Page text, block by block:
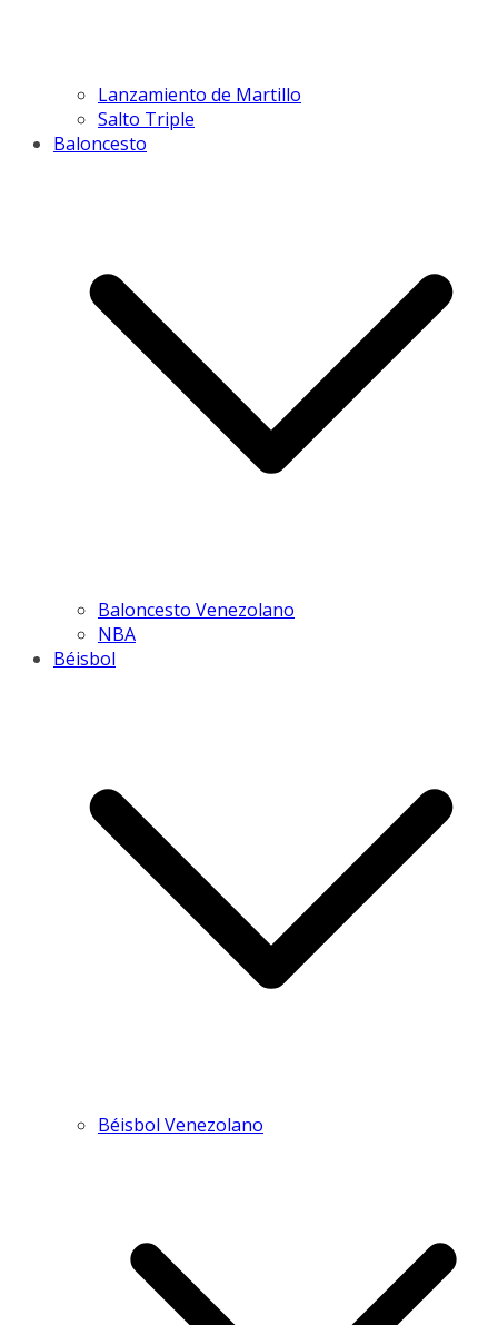
Lanzamiento de Martillo
Salto Triple
Baloncesto
Baloncesto Venezolano
NBA
Béisbol
Béisbol Venezolano